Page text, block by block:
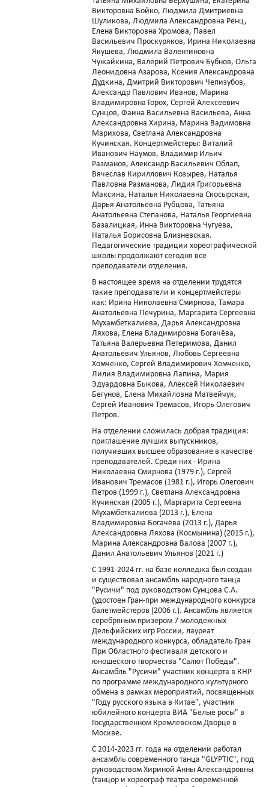
Викторовна Бойко, Людмила Дмитриевна
Шуликова, Людмила Александровна Ренц,
Елена Викторовна Хромова, Павел
Васильевич Проскуряков, Ирина Николаевна
Якушева, Людмила Валентиновна
Чужайкина, Валерий Петрович Бубнов, Ольга
Леонидовна Азарова, Ксения Александровна
Дудкина, Дмитрий Викторович Чепизубов,
Александр Павлович Иванов, Марина
Владимировна Горох, Сергей Алексеевич
Сунцов, Фаина Васильевна Васильева, Анна
Александровна Хирина, Марина Вадимовна
Марихова, Светлана Александровна
Кучинская. Концертмейстеры: Виталий
Иванович Наумов, Владимир Ильич
Разманов, Александр Васильевич Облап,
Вячеслав Кириллович Козырев, Наталья
Павловна Разманова, Лидия Григорьевна
Максина, Наталья Николаевна Скосырская,
Дарья Анатольевна Рубцова, Татьяна
Анатольевна Степанова, Наталья Георгиевна
Базалицкая, Инна Викторовна Чугуева,
Наталья Борисовна Близневская.
Педагогические традиции хореографической
школы продолжают сегодня все
преподаватели отделения.
В настоящее время на отделении трудятся
такие преподаватели и концертмейстеры
как: Ирина Николаевна Смирнова, Тамара
Анатольевна Печурина, Маргарита Сергеевна
Мухамбеткалиева, Дарья Александровна
Ляхова, Елена Владимировна Богачёва,
Татьяна Валерьевна Петеримова, Данил
Анатольевич Ульянов, Любовь Сергеевна
Хомченко, Сергей Владимирович Хомченко,
Лилия Владимировна Лапина, Мария
Эдуардовна Быкова, Алексей Николаевич
Бегунов, Елена Михайловна Матвейчук,
Сергей Иванович Тремасов, Игорь Олегович
Петров.
На отделении сложилась добрая традиция:
приглашение лучших выпускников,
получивших высшее образование в качестве
преподавателей. Среди них - Ирина
Николаевна Смирнова (1979 г.), Сергей
Иванович Тремасов (1981 г.), Игорь Олегович
Петров (1999 г.), Светлана Александровна
Кучинская (2005 г.), Маргарита Сергеевна
Мухамбеткалиева (2013 г.), Елена
Владимировна Богачёва (2013 г.), Дарья
Александровна Ляхова (Космынина) (2015 г.),
Марина Александровна Валова (2007 г.),
Данил Анатольевич Ульянов (2021 г.)
С 1991-2024 гг. на базе колледжа был создан
и существовал ансамбль народного танца
"Русичи" под руководством Сунцова С.А.
(удостоен Гран-при международного конкурса
балетмейстеров (2006 г.). Ансамбль является
серебряным призёром 7 молодежных
Дельфийских игр России, лауреат
международного конкурса, обладатель Гран
При Областного фестиваля детского и
юношеского творчества "Салют Победы".
Ансамбль "Русичи" участник концерта в КНР
по программе международного культурного
обмена в рамках мероприятий, посвященных
"Году русского языка в Китае", участник
юбилейного концерта ВИА "Белые росы" в
Государственном Кремлевском Дворце в
Москве.
С 2014-2023 гг. года на отделении работал
ансамбль современного танца "GLYPTIC", под
руководством Хириной Анны Александровны
(танцор и хореограф театра современной